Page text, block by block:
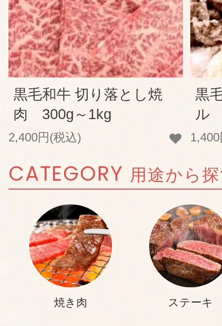
黒毛和牛 切り落とし焼
肉 300g～1kg
2,400円(税込)
黒
ル
CATEGORY 用途から
焼き肉 ステーキ